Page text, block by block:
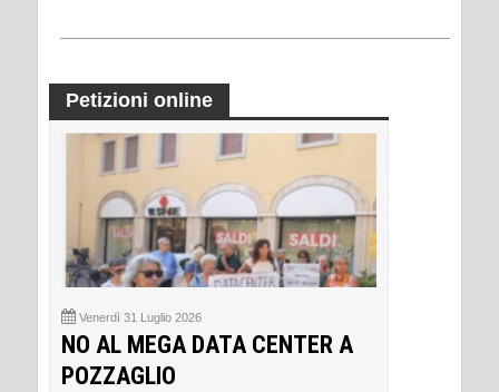
Petizioni online
Venerdì 31 Luglio 2026
NO AL MEGA DATA CENTER A
POZZAGLIO